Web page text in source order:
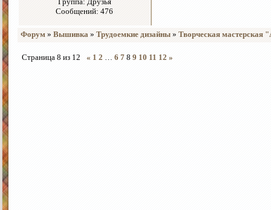
Сообщений: 476
Форум » Вышивка » Трудоемкие дизайны » Творческая
Страница 8 из 12 « 1 2 … 6 7 8 9 10 11 12 »